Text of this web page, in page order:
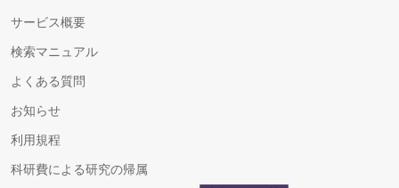
サービス概要
検索マニュアル
よくある質問
お知らせ
利用規程
科研費による研究の帰属